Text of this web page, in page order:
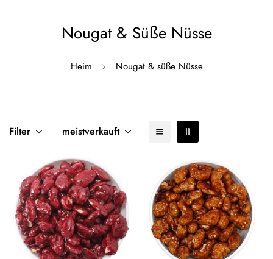
Nougat & Süße Nüsse
Heim Nougat & süße Nüsse
Filter meistverkauft